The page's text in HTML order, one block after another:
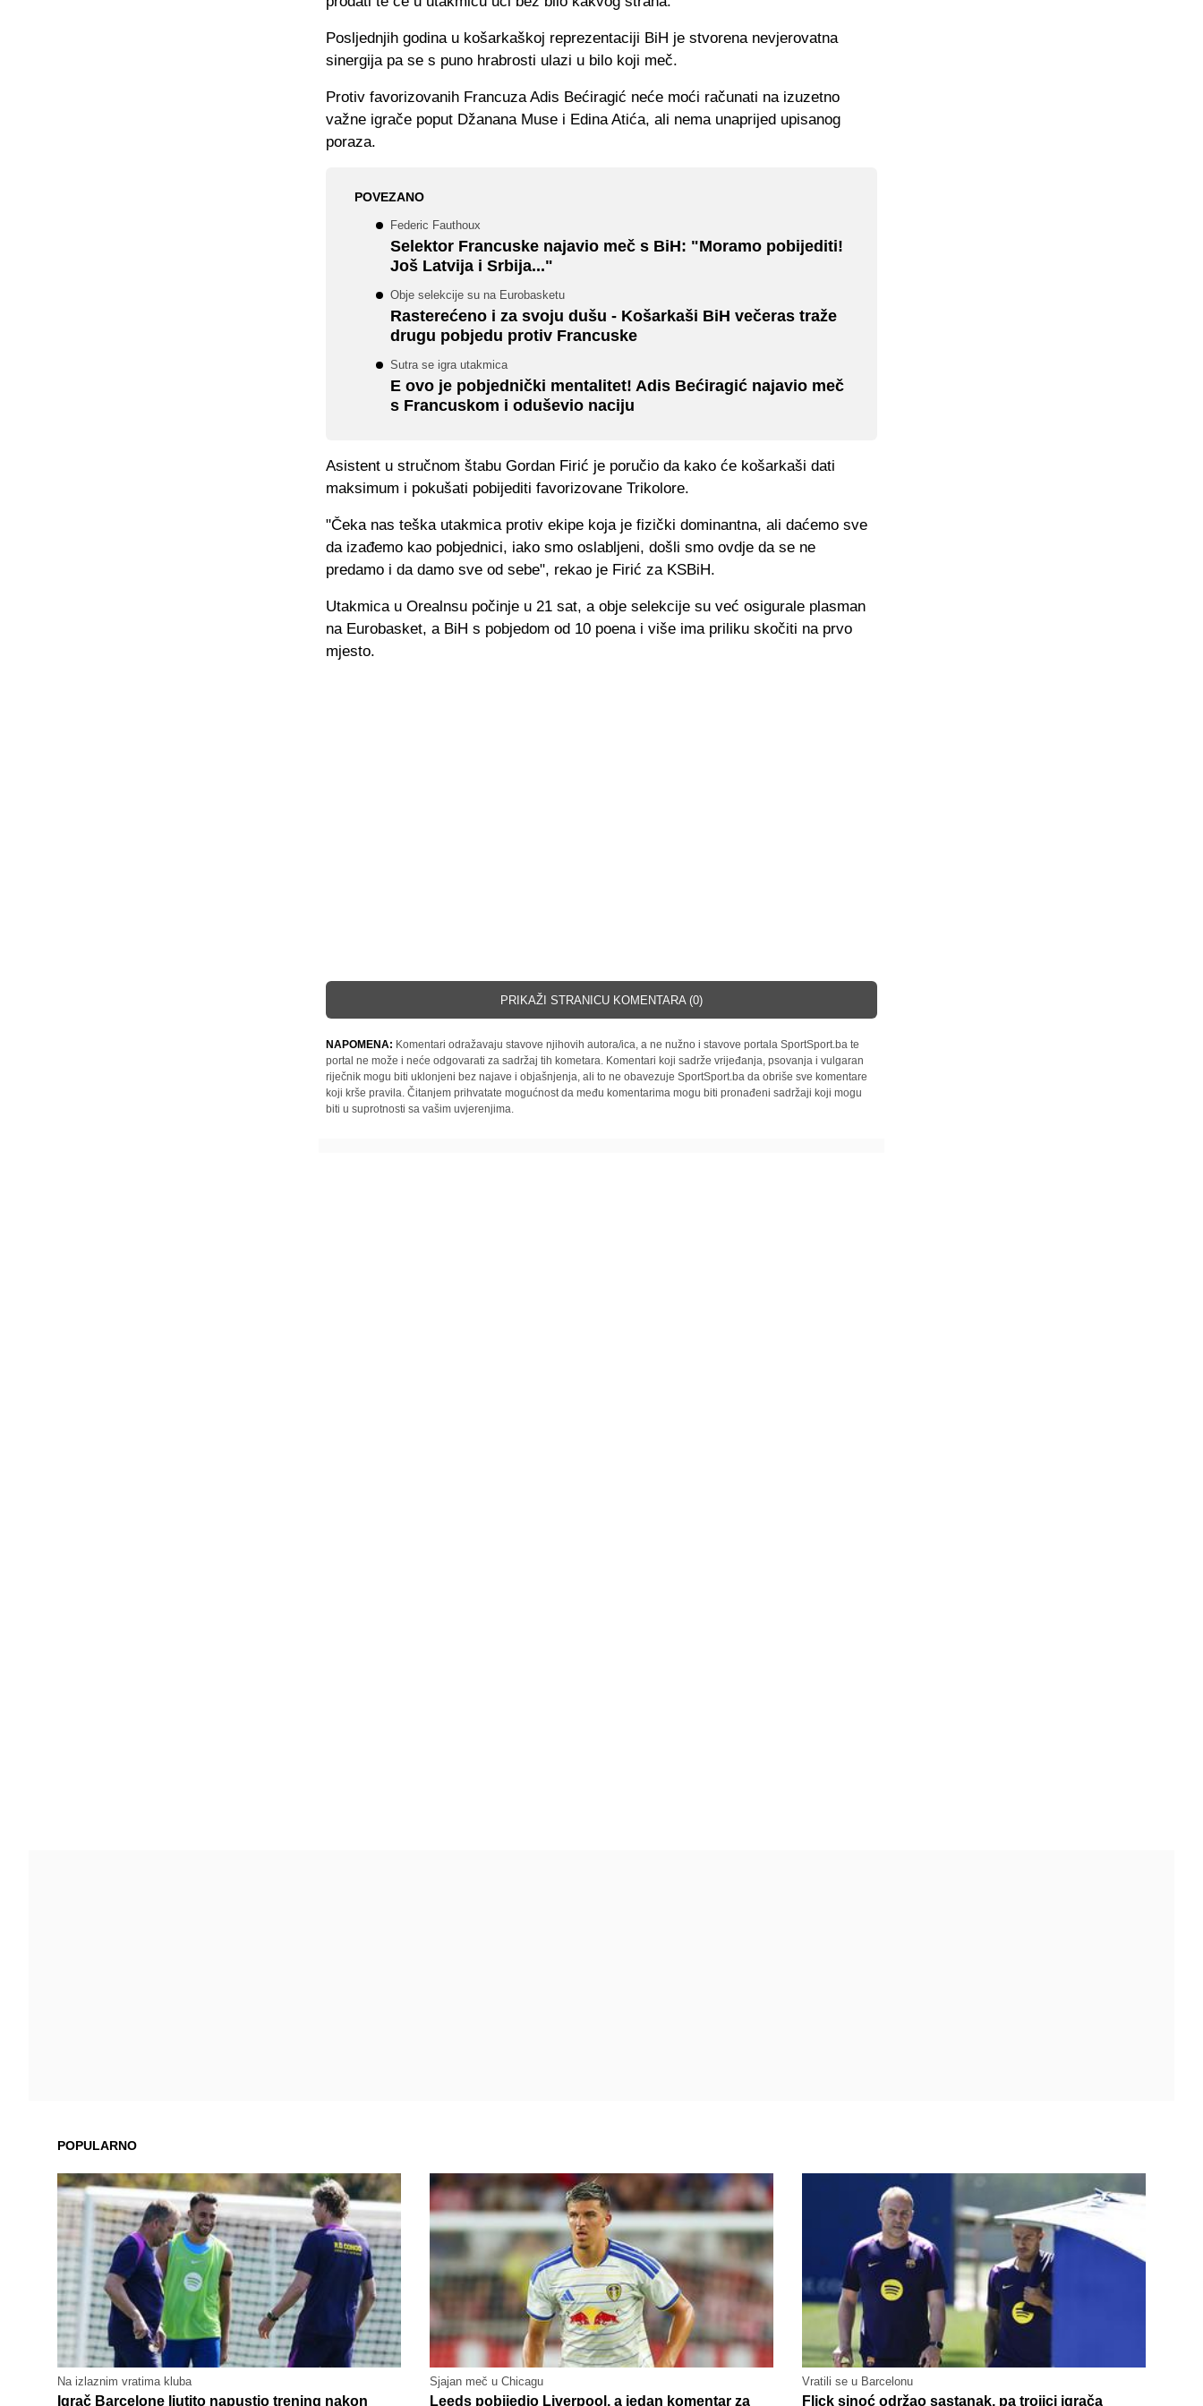
Posljednjih godina u košarkaškoj reprezentaciji BiH je stvorena nevjerovatna
sinergija pa se s puno hrabrosti ulazi u bilo koji meč.
Protiv favorizovanih Francuza Adis Bećiragić neće moći računati na izuzetno
važne igrače poput Džanana Muse i Edina Atića, ali nema unaprijed upisanog
poraza.
POVEZANO
Federic Fauthoux
Selektor Francuske najavio meč s BiH: "Moramo pobijediti!
Još Latvija i Srbija..."
Obje selekcije su na Eurobasketu
Rasterećeno i za svoju dušu - Košarkaši BiH večeras traže
drugu pobjedu protiv Francuske
Sutra se igra utakmica
E ovo je pobjednički mentalitet! Adis Bećiragić najavio meč
s Francuskom i oduševio naciju
Asistent u stručnom štabu Gordan Firić je poručio da kako će košarkaši dati
maksimum i pokušati pobijediti favorizovane Trikolore.
"Čeka nas teška utakmica protiv ekipe koja je fizički dominantna, ali daćemo sve
da izađemo kao pobjednici, iako smo oslabljeni, došli smo ovdje da se ne
predamo i da damo sve od sebe", rekao je Firić za KSBiH.
Utakmica u Orealnsu počinje u 21 sat, a obje selekcije su već osigurale plasman
na Eurobasket, a BiH s pobjedom od 10 poena i više ima priliku skočiti na prvo
mjesto.
PRIKAŽI STRANICU KOMENTARA (0)
NAPOMENA: Komentari odražavaju stavove njihovih autora/ica, a ne nužno i stavove portala SportSport.ba te
portal ne može i neće odgovarati za sadržaj tih kometara. Komentari koji sadrže vrijeđanja, psovanja i vulgaran
riječnik mogu biti uklonjeni bez najave i objašnjenja, ali to ne obavezuje SportSport.ba da obriše sve komentare
koji krše pravila. Čitanjem prihvatate mogućnost da među komentarima mogu biti pronađeni sadržaji koji mogu
biti u suprotnosti sa vašim uvjerenjima.
POPULARNO
Na izlaznim vratima kluba
Igrač Barcelone ljutito napustio trening nakon
Sjajan meč u Chicagu
Leeds pobijedio Liverpool, a jedan komentar za
Vratili se u Barcelonu
Flick sinoć održao sastanak, pa trojici igrača